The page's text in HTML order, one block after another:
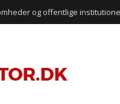
og offentlige